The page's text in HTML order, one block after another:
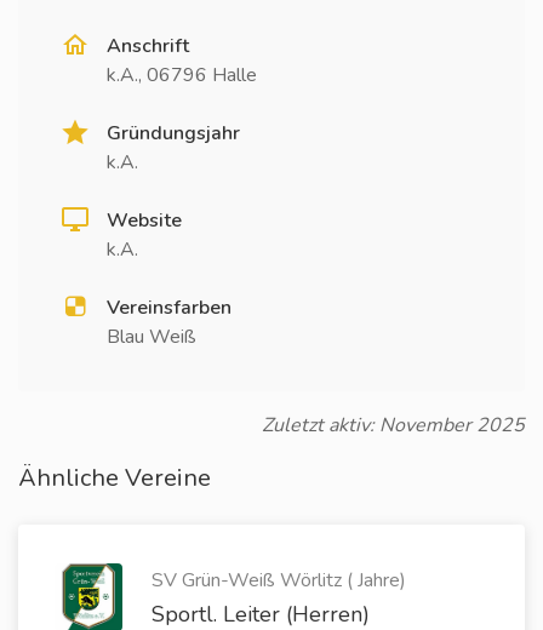
Anschrift
k.A., 06796 Halle
Gründungsjahr
k.A.
Website
k.A.
Vereinsfarben
Blau Weiß
Zuletzt aktiv: November 2025
Ähnliche Vereine
SV Grün-Weiß Wörlitz ( Jahre)
Sportl. Leiter (Herren)